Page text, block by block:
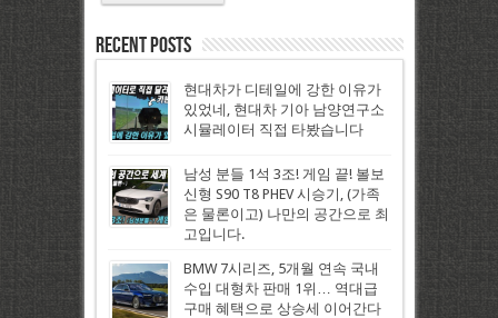
Recent Posts
현대차가 디테일에 강한 이유가
있었네, 현대차 기아 남양연구소
시뮬레이터 직접 타봤습니다
남성 분들 1석 3조! 게임 끝! 볼보
신형 S90 T8 PHEV 시승기, (가족
은 물론이고) 나만의 공간으로 최
고입니다.
BMW 7시리즈, 5개월 연속 국내
수입 대형차 판매 1위… 역대급
구매 혜택으로 상승세 이어간다